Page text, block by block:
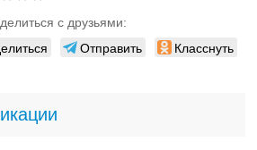
с друзьями:
Отправить Класснуть